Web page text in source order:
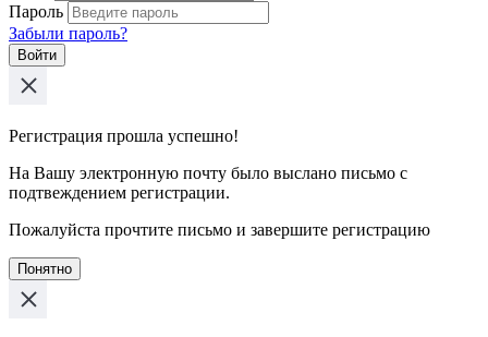
Пароль
Забыли пароль?
Войти
Регистрация прошла успешно!
На Вашу электронную почту было выслано письмо с
подтвеждением регистрации.
Пожалуйста прочтите письмо и завершите регистрацию
Понятно